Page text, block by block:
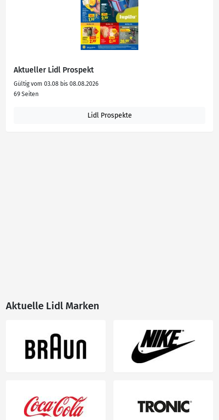
Aktueller Lidl Prospekt
Gültig vom 03.08 bis 08.08.2026
69 Seiten
Lidl Prospekte
Aktuelle Lidl Marken